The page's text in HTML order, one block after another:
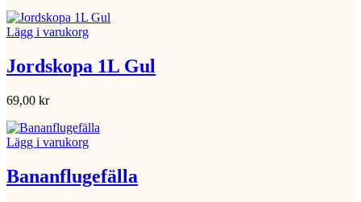
Lägg i varukorg
Jordskopa 1L Gul
69,00 kr
Lägg i varukorg
Bananflugefälla